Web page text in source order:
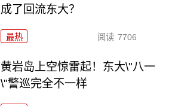
成了回流东大？
最热 阅读 7706
黄岩岛上空惊雷起！东大\"八一
\"警巡完全不一样